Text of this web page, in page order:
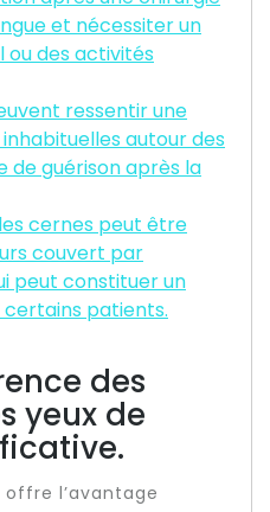
et nécessiter un
ou des activités
ressentir une
autour des
de guérison après la
cernes peut être
couvert par
peut constituer un
patients.
des
yeux de
l’avantage